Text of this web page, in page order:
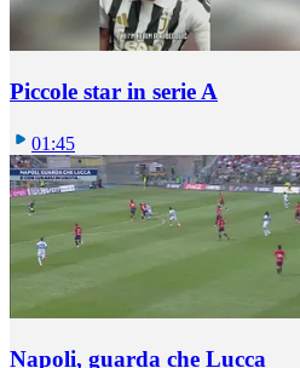
Piccole star in serie A
01:45
Napoli, guarda che Lucca